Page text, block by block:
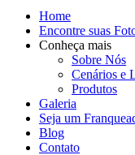
Home
Encontre suas
Conheça mais
Sobre Nós
Cenários e
Produtos
Galeria
Seja um
Blog
Contato